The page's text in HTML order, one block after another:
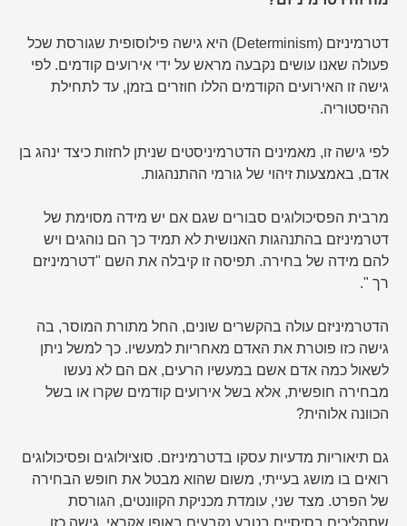
דטרמיניזם (Determinism) היא גישה פילוסופית שגורסת שכל
פעולה שאנו עושים נקבעה מראש על ידי אירועים קודמים. לפי
גישה זו האירועים הקודמים הללו חוזרים בזמן, עד לתחילת
ההיסטוריה.
לפי גישה זו, מאמינים הדטרמיניסטים שניתן לחזות כיצד ינהג בן
אדם, באמצעות זיהוי של גורמי ההתנהגות.
מרבית הפסיכולוגים סבורים שגם אם יש מידה מסוימת של
דטרמיניזם בהתנהגות האנושית לא תמיד כך הם נוהגים ויש
להם מידה של בחירה. תפיסה זו קיבלה את השם "דטרמיניזם
רך ".
הדטרמיניזם עולה בהקשרים שונים, החל מתורת המוסר, בה
גישה כזו פוטרת את האדם מאחריות למעשיו. כך למשל ניתן
לשאול כמה אדם אשם במעשיו הרעים, אם הם לא נעשו
מבחירה חופשית, אלא בשל אירועים קודמים שקרו או בשל
הכוונה אלוהית?
גם תיאוריות מדעיות עסקו בדטרמיניזם. סוציולוגים ופסיכולוגים
רואים בו מושג בעייתי, משום שהוא מבטל את חופש הבחירה
של הפרט. מצד שני, עומדת מכניקת הקוונטים, הגורסת
שתהליכים בסיסיים בטבע נקבעים באופן אקראי. גישה כזו